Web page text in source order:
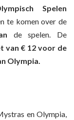
Spelen
te komen over de
de spelen. De
van € 12 voor de
Olympia.
en Olympia,